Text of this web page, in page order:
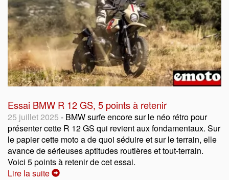
Essai BMW R 12 GS, 5 points à retenir
25 juillet 2025 - BMW surfe encore sur le néo rétro pour
présenter cette R 12 GS qui revient aux fondamentaux. Sur
le papier cette moto a de quoi séduire et sur le terrain, elle
avance de sérieuses aptitudes routières et tout-terrain.
Voici 5 points à retenir de cet essai.
Lire la suite